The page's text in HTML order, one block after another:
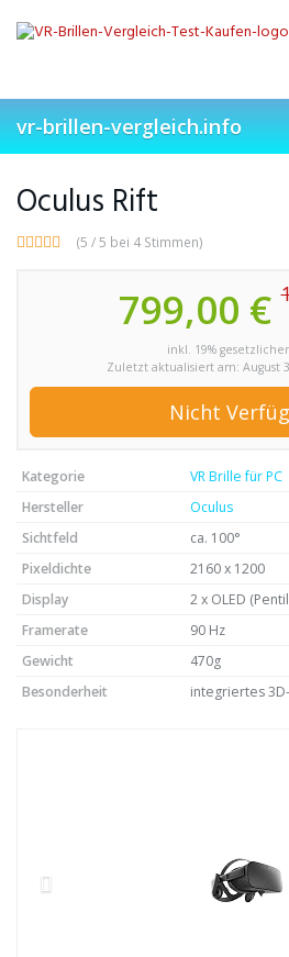
vr-brillen-vergleich.info
Oculus Rift
(5 / 5 bei 4 Stimmen)
799,00 €
inkl. 19%
Zuletzt aktualisiert am: August
Nicht
Kategorie
VR Brille für PC
Hersteller
Oculus
Sichtfeld
ca. 100°
Pixeldichte
2160 x 1200
Display
2 x OLED
Framerate
90 Hz
Gewicht
470g
Besonderheit
integriertes